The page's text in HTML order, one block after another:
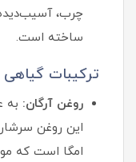
چرب،
ساخته است.
ترکیبات
روغن آرگان: به
امگا است که مو